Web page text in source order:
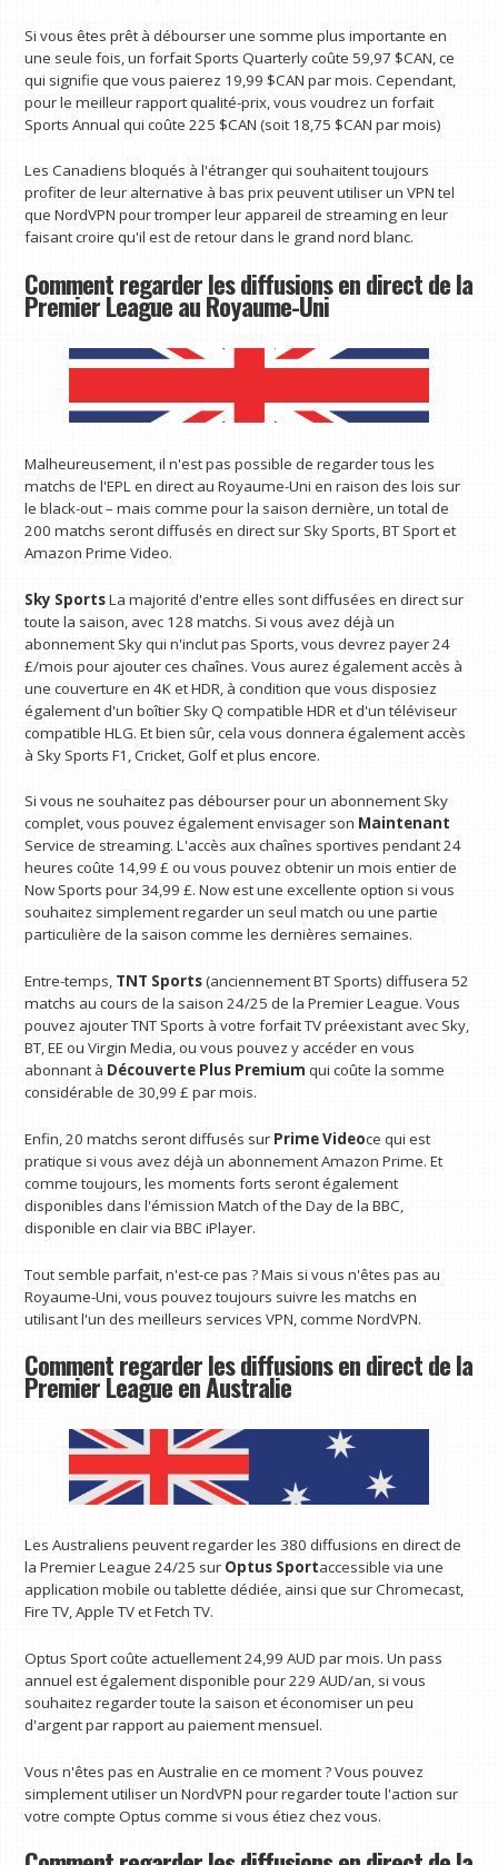
Si vous êtes prêt à débourser une somme plus importante en
une seule fois, un forfait Sports Quarterly coûte 59,97 $CAN, ce
qui signifie que vous paierez 19,99 $CAN par mois. Cependant,
pour le meilleur rapport qualité-prix, vous voudrez un forfait
Sports Annual qui coûte 225 $CAN (soit 18,75 $CAN par mois)
Les Canadiens bloqués à l'étranger qui souhaitent toujours
profiter de leur alternative à bas prix peuvent utiliser un VPN tel
que NordVPN pour tromper leur appareil de streaming en leur
faisant croire qu'il est de retour dans le grand nord blanc.
Comment regarder les diffusions en direct de la
Premier League au Royaume-Uni
Malheureusement, il n'est pas possible de regarder tous les
matchs de l'EPL en direct au Royaume-Uni en raison des lois sur
le black-out – mais comme pour la saison dernière, un total de
200 matchs seront diffusés en direct sur Sky Sports, BT Sport et
Amazon Prime Video.
Sky SportsLa majorité d'entre elles sont diffusées en direct sur
toute la saison, avec 128 matchs. Si vous avez déjà un
abonnement Sky qui n'inclut pas Sports, vous devrez payer 24
£/mois pour ajouter ces chaînes. Vous aurez également accès à
une couverture en 4K et HDR, à condition que vous disposiez
également d'un boîtier Sky Q compatible HDR et d'un téléviseur
compatible HLG. Et bien sûr, cela vous donnera également accès
à Sky Sports F1, Cricket, Golf et plus encore.
Si vous ne souhaitez pas débourser pour un abonnement Sky
complet, vous pouvez également envisager son Maintenant
Service de streaming. L'accès aux chaînes sportives pendant 24
heures coûte 14,99 £ ou vous pouvez obtenir un mois entier de
Now Sports pour 34,99 £. Now est une excellente option si vous
souhaitez simplement regarder un seul match ou une partie
particulière de la saison comme les dernières semaines.
Entre-temps, TNT Sports(anciennement BT Sports) diffusera 52
matchs au cours de la saison 24/25 de la Premier League. Vous
pouvez ajouter TNT Sports à votre forfait TV préexistant avec Sky,
BT, EE ou Virgin Media, ou vous pouvez y accéder en vous
abonnant à Découverte Plus Premium qui coûte la somme
considérable de 30,99 £ par mois.
Enfin, 20 matchs seront diffusés sur Prime Videoce qui est
pratique si vous avez déjà un abonnement Amazon Prime. Et
comme toujours, les moments forts seront également
disponibles dans l'émission Match of the Day de la BBC,
disponible en clair via BBC iPlayer.
Tout semble parfait, n'est-ce pas ? Mais si vous n'êtes pas au
Royaume-Uni, vous pouvez toujours suivre les matchs en
utilisant l'un des meilleurs services VPN, comme NordVPN.
Comment regarder les diffusions en direct de la
Premier League en Australie
Les Australiens peuvent regarder les 380 diffusions en direct de
la Premier League 24/25 sur Optus Sportaccessible via une
application mobile ou tablette dédiée, ainsi que sur Chromecast,
Fire TV, Apple TV et Fetch TV.
Optus Sport coûte actuellement 24,99 AUD par mois. Un pass
annuel est également disponible pour 229 AUD/an, si vous
souhaitez regarder toute la saison et économiser un peu
d'argent par rapport au paiement mensuel.
Vous n'êtes pas en Australie en ce moment ? Vous pouvez
simplement utiliser un NordVPN pour regarder toute l'action sur
votre compte Optus comme si vous étiez chez vous.